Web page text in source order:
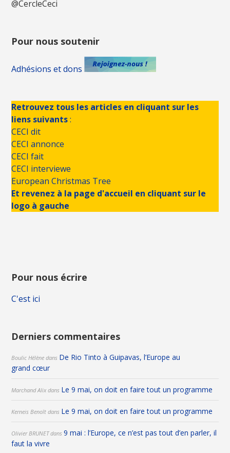
@CercleCeci
Pour nous soutenir
Adhésions et dons
Retrouvez tous les articles en cliquant sur les
liens suivants:
CECI dit
CECI annonce
CECI fait
CECI interviewe
European Christmas Tree
Et revenez à la page d'accueil en cliquant sur le
logo à gauche
Pour nous écrire
C'est ici
Derniers commentaires
Boulic Hélène dans De Rio Tinto à Guipavas, l’Europe au
grand cœur
Marchand Alix dans Le 9 mai, on doit en faire tout un programme
Kerneis Benoît dans Le 9 mai, on doit en faire tout un programme
Olivier BRUNETdans9 mai : l’Europe, ce n’est pas tout d’en parler, il
faut la vivre